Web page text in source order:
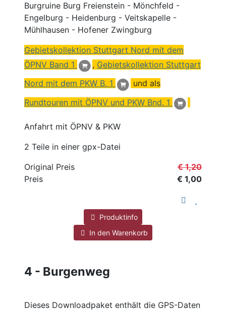
Burgruine Burg Freienstein - Mönchfeld -
Engelburg - Heidenburg - Veitskapelle -
Mühlhausen - Hofener Zwingburg
Gebietskollektion Stuttgart Nord mit dem
ÖPNV Band 1 , Gebietskollektion Stuttgart
Nord mit dem PKW B. 1
und als
Rundtouren mit ÖPNV und PKW Bnd. 1
Anfahrt mit ÖPNV & PKW
2 Teile in einer gpx-Datei
Original Preis
€ 1,20
Preis
€ 1,00
Produktinfo
In den Warenkorb
4 - Burgenweg
Dieses Downloadpaket enthält die GPS-Daten